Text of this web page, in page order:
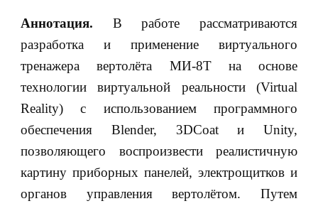
Аннотация. В работе рассматриваются
разработка и применение виртуального
тренажера вертолёта МИ-8Т на основе
технологии виртуальной реальности (Virtual
Reality) с использованием программного
обеспечения Blender, 3DCoat и Unity,
позволяющего воспроизвести реалистичную
картину приборных панелей, электрощитков и
органов управления вертолётом. Путем